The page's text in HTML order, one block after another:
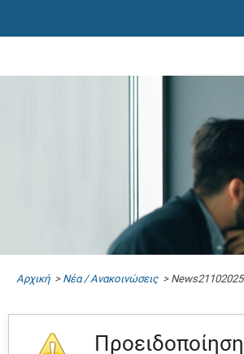
Αρχική> Νέα / Ανακοινώσεις> News21102025
Προειδοποίηση